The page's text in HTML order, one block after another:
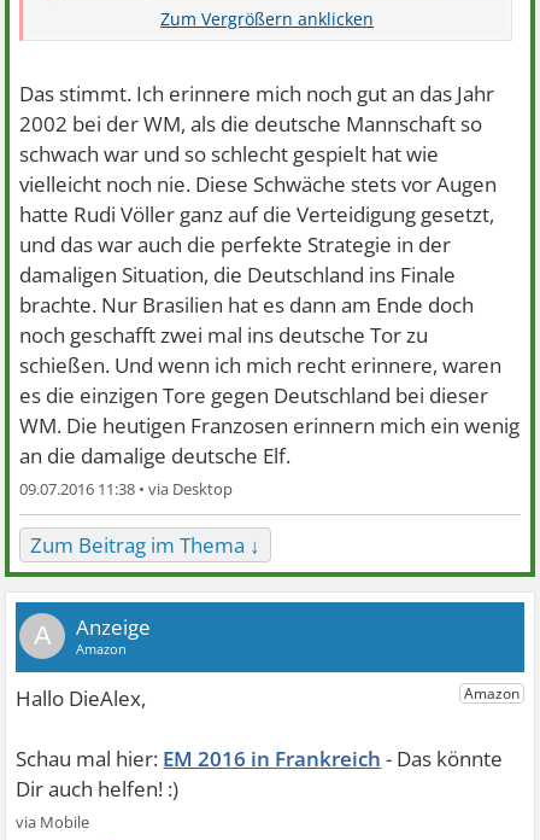
anspruchsvolleren Fußball hat eben recht klar
Deutschland gespielt. Gibt's gar nichts dran zu rütteln.
verschenkt, hätte jeder normal-denkende Mensch auf
Deutschland gesetzt, denn Frankreich war komplett in
ihrer eigenen Hälfte eingeschnürt.
egal wer nun den besseren Sport abgeliefert hat, Fakt ist
dass Deutschland nicht gewonnen hat. was nützen Dir
denn 11 Schönspieler wenn am Ende doch nur das
Ergebnis zählt ?
Das stimmt. Ich erinnere mich noch gut an das Jahr
2002 bei der WM, als die deutsche Mannschaft so
schwach war und so schlecht gespielt hat wie
vielleicht noch nie. Diese Schwäche stets vor Augen
hatte Rudi Völler ganz auf die Verteidigung gesetzt,
und das war auch die perfekte Strategie in der
damaligen Situation, die Deutschland ins Finale
brachte. Nur Brasilien hat es dann am Ende doch
noch geschafft zwei mal ins deutsche Tor zu
schießen. Und wenn ich mich recht erinnere, waren
es die einzigen Tore gegen Deutschland bei dieser
WM. Die heutigen Franzosen erinnern mich ein wenig
an die damalige deutsche Elf.
09.07.2016 11:38 •
Zum Beitrag im Thema ↓
A
EM 2016 in Frankreich